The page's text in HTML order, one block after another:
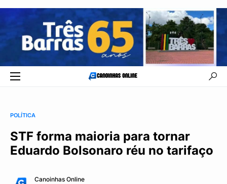
POLÍTICA
STF forma maioria para tornar
Eduardo Bolsonaro réu no tarifaço
Canoinhas Online